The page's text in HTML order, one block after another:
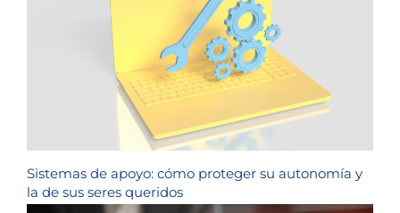
Sistemas de apoyo: cómo proteger su autonomía y
la de sus seres queridos